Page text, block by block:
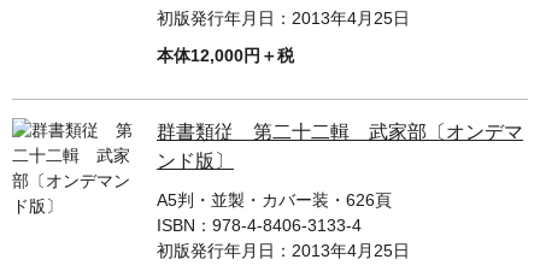
初版発行年月日： 2013年4月25日
本体12,000円＋税
群書類従 第二十二輯 武家部〔オンデマ
ンド版〕
A5判・並製・カバー装・626頁
ISBN： 978-4-8406-3133-4
初版発行年月日： 2013年4月25日